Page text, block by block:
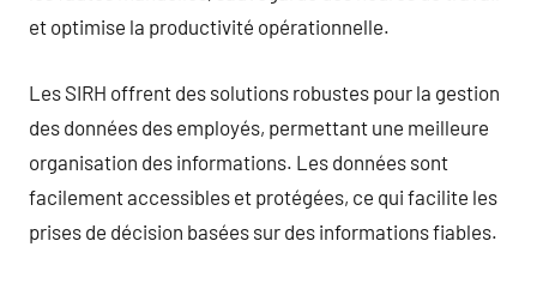
et optimise la productivité opérationnelle.
Les SIRH offrent des solutions robustes pour la gestion
des données des employés, permettant une meilleure
organisation des informations. Les données sont
facilement accessibles et protégées, ce qui facilite les
prises de décision basées sur des informations fiables.